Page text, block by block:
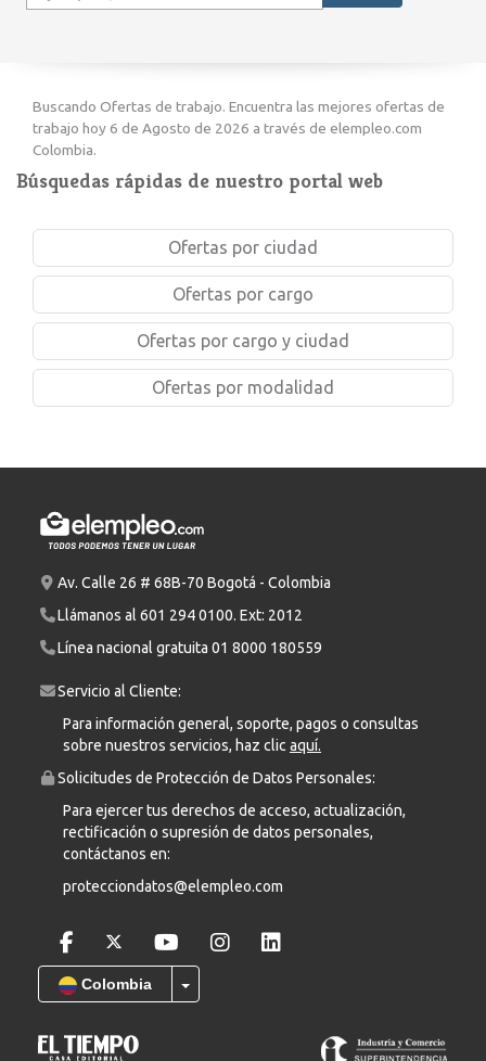
Buscando Ofertas de trabajo. Encuentra las mejores ofertas de
trabajo hoy 6 de Agosto de 2026 a través de elempleo.com
Colombia.
Búsquedas rápidas de nuestro portal web
Ofertas por ciudad
Ofertas por cargo
Ofertas por cargo y ciudad
Ofertas por modalidad
Av. Calle 26 # 68B-70 Bogotá - Colombia
Llámanos al 601 294 0100. Ext: 2012
Línea nacional gratuita 01 8000 180559
Servicio al Cliente:
Para información general, soporte, pagos o consultas
sobre nuestros servicios, haz clicaquí.
Solicitudes de Protección de Datos Personales:
Para ejercer tus derechos de acceso, actualización,
rectificación o supresión de datos personales,
contáctanos en:
protecciondatos@elempleo.com
Colombia